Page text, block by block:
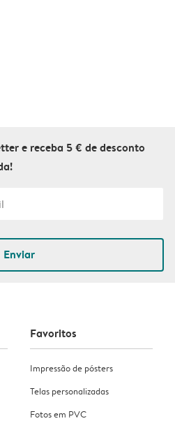
e receba 5 € de desconto
Enviar
Favoritos
Impressão de pósters
Telas personalizadas
Fotos em PVC